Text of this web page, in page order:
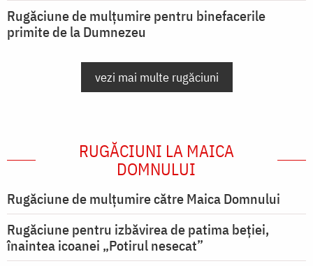
Rugăciune de mulțumire pentru binefacerile
primite de la Dumnezeu
vezi mai multe rugăciuni
RUGĂCIUNI LA MAICA
DOMNULUI
Rugăciune de mulţumire către Maica Domnului
Rugăciune pentru izbăvirea de patima beției,
înaintea icoanei „Potirul nesecat”